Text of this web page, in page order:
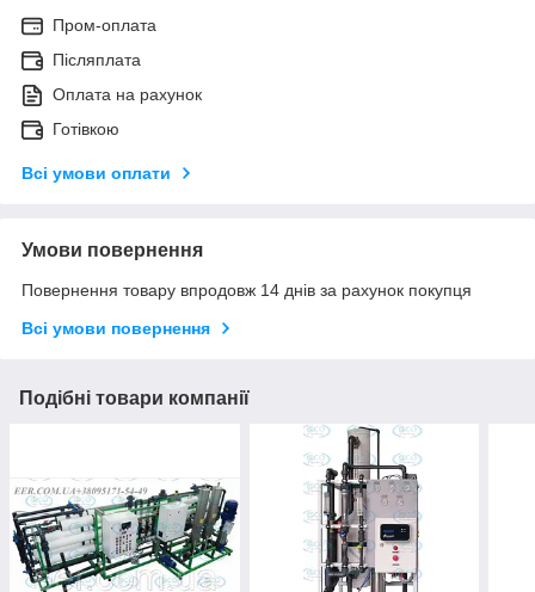
Пром-оплата
Післяплата
Оплата на рахунок
Готівкою
Всі умови оплати
Умови повернення
Повернення товару впродовж 14 днів за рахунок покупця
Всі умови повернення
Подібні товари компанії